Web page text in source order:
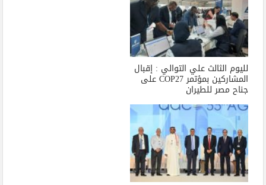
لليوم الثالث علي التوالي : إقبال
المشاركين بمؤتمر COP27 على
جناح مصر للطيران